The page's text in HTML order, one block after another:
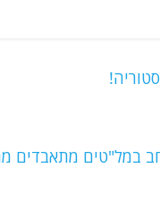
במל"טים מתאבדים